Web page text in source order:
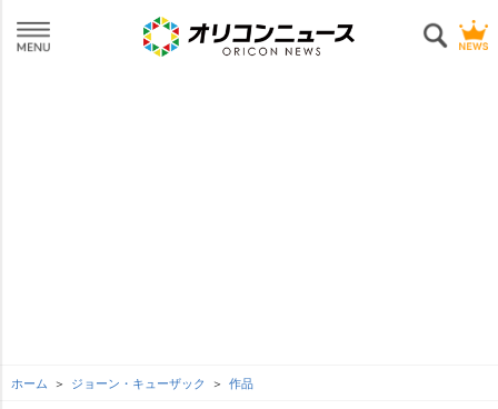
ホーム ジョーン・キューザック 作品